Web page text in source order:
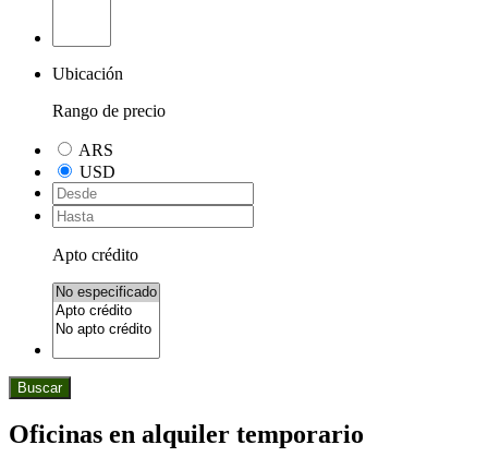
Ubicación
Rango de precio
ARS
USD
Apto crédito
Buscar
Oficinas en alquiler temporario